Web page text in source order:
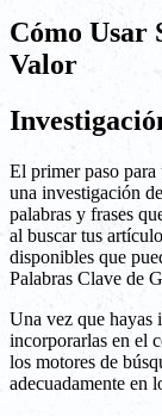
Cómo Usar
Valor
El primer paso para
una investigación
palabras y frases
al buscar tus
disponibles que
Palabras Clave de
Una vez que hayas
incorporarlas en el
los motores de
adecuadamente en